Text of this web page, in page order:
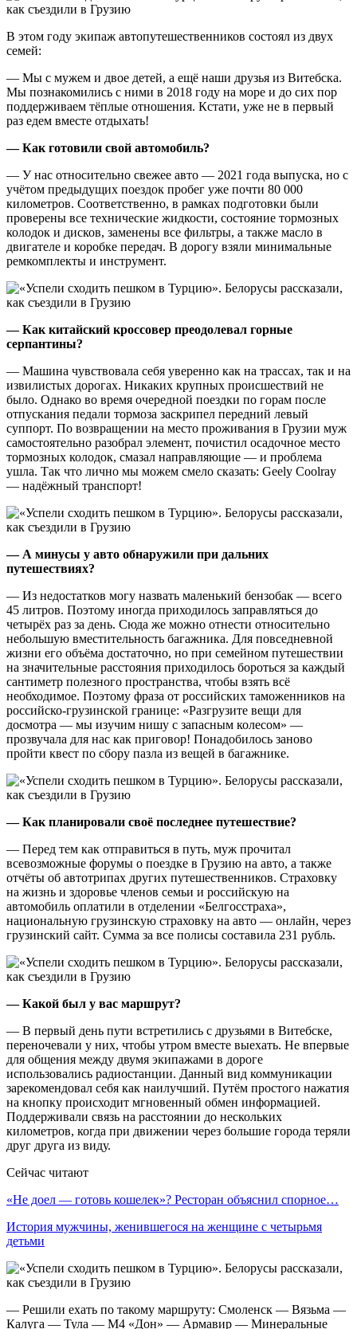
В этом году экипаж автопутешественников состоял из двух
семей:
— Мы с мужем и двое детей, а ещё наши друзья из Витебска.
Мы познакомились с ними в 2018 году на море и до сих пор
поддерживаем тёплые отношения. Кстати, уже не в первый
раз едем вместе отдыхать!
— Как готовили свой автомобиль?
— У нас относительно свежее авто — 2021 года выпуска, но с
учётом предыдущих поездок пробег уже почти 80 000
километров. Соответственно, в рамках подготовки были
проверены все технические жидкости, состояние тормозных
колодок и дисков, заменены все фильтры, а также масло в
двигателе и коробке передач. В дорогу взяли минимальные
ремкомплекты и инструмент.
— Как китайский кроссовер преодолевал горные
серпантины?
— Машина чувствовала себя уверенно как на трассах, так и на
извилистых дорогах. Никаких крупных происшествий не
было. Однако во время очередной поездки по горам после
отпускания педали тормоза заскрипел передний левый
суппорт. По возвращении на место проживания в Грузии муж
самостоятельно разобрал элемент, почистил осадочное место
тормозных колодок, смазал направляющие — и проблема
ушла. Так что лично мы можем смело сказать: Geely Coolray
— надёжный транспорт!
— А минусы у авто обнаружили при дальних
путешествиях?
— Из недостатков могу назвать маленький бензобак — всего
45 литров. Поэтому иногда приходилось заправляться до
четырёх раз за день. Сюда же можно отнести относительно
небольшую вместительность багажника. Для повседневной
жизни его объёма достаточно, но при семейном путешествии
на значительные расстояния приходилось бороться за каждый
сантиметр полезного пространства, чтобы взять всё
необходимое. Поэтому фраза от российских таможенников на
российско-грузинской границе: «Разгрузите вещи для
досмотра — мы изучим нишу с запасным колесом» —
прозвучала для нас как приговор! Понадобилось заново
пройти квест по сбору пазла из вещей в багажнике.
— Как планировали своё последнее путешествие?
— Перед тем как отправиться в путь, муж прочитал
всевозможные форумы о поездке в Грузию на авто, а также
отчёты об автотрипах других путешественников. Страховку
на жизнь и здоровье членов семьи и российскую на
автомобиль оплатили в отделении «Белгосстраха»,
национальную грузинскую страховку на авто — онлайн, через
грузинский сайт. Сумма за все полисы составила 231 рубль.
— Какой был у вас маршрут?
— В первый день пути встретились с друзьями в Витебске,
переночевали у них, чтобы утром вместе выехать. Не впервые
для общения между двумя экипажами в дороге
использовались радиостанции. Данный вид коммуникации
зарекомендовал себя как наилучший. Путём простого нажатия
на кнопку происходит мгновенный обмен информацией.
Поддерживали связь на расстоянии до нескольких
километров, когда при движении через большие города теряли
друг друга из виду.
Сейчас читают
«Не доел — готовь кошелек»? Ресторан объяснил спорное…
История мужчины, женившегося на женщине с четырьмя
детьми
— Решили ехать по такому маршруту: Смоленск — Вязьма —
Калуга — Тула — М4 «Дон» — Армавир — Минеральные